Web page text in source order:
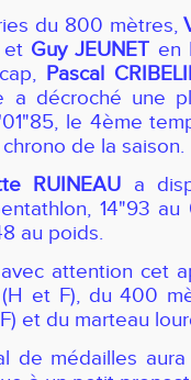
du 800 mètres,
et Guy JEUNET en
Pascal
a décroché une
le 4ème
de la saison.
RUINEAU a
14"93 au
au poids.
attention cet
et F), du 400
et du marteau
de médailles